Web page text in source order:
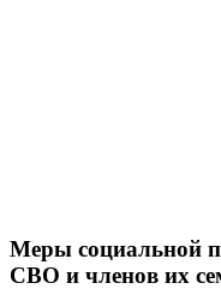
Меры социальной
СВО и членов их